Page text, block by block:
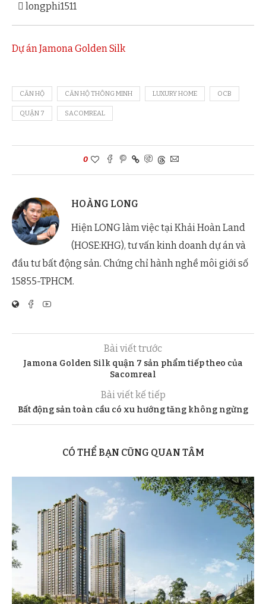
longphi1511
Dự án Jamona Golden Silk
CĂN HỘ CĂN HỘ THÔNG MINH LUXURY HOME OCB
QUẬN 7 SACOMREAL
0
HOÀNG LONG
Hiện LONG làm việc tại Khải Hoàn Land
(HOSE:KHG), tư vấn kinh doanh dự án và
đầu tư bất động sản. Chứng chỉ hành nghề môi giới số
15855-TPHCM.
Bài viết trước
Jamona Golden Silk quận 7 sản phẩm tiếp theo của
Sacomreal
Bài viết kế tiếp
Bất động sản toàn cầu có xu hướng tăng không ngừng
CÓ THỂ BẠN CŨNG QUAN TÂM